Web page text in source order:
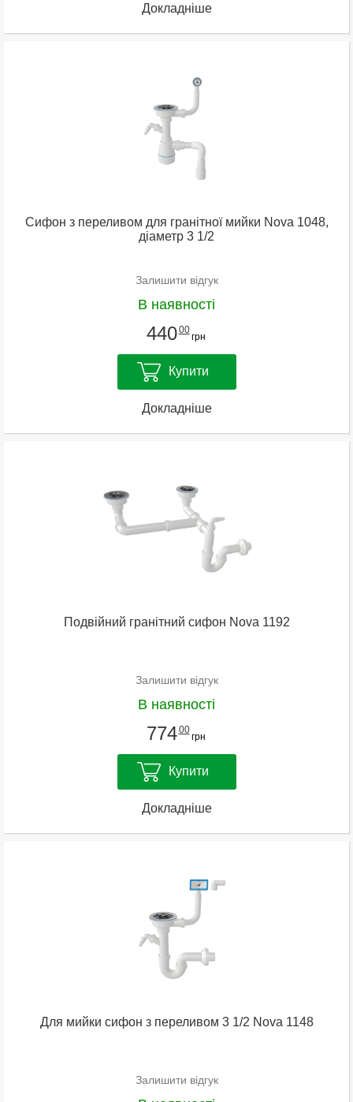
Докладніше
Сифон з переливом для гранітної мийки Nova 1048,
діаметр 3 1/2
Залишити відгук
В наявності
44000
грн
Купити
Докладніше
Подвійний гранітний сифон Nova 1192
Залишити відгук
В наявності
77400
грн
Купити
Докладніше
Для мийки сифон з переливом 3 1/2 Nova 1148
Залишити відгук